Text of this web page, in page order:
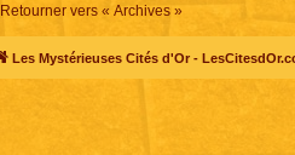
Retourner vers « Archives »
Les Mystérieuses Cités d'Or -